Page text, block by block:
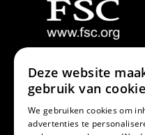
Deze website
gebruik van
We gebruiken cookies om
advertenties te